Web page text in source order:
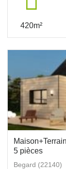
420m²
Maison+Terrain
5 pièces
Begard (22140)